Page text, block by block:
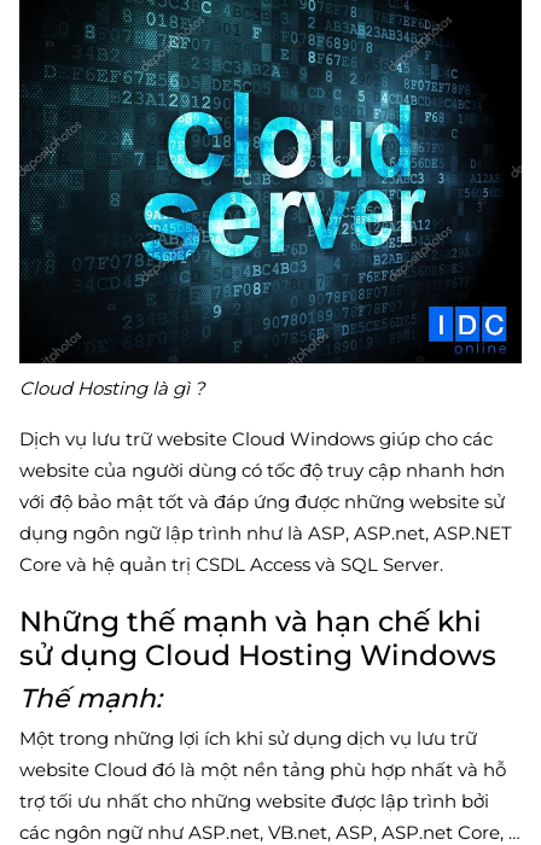
Cloud Hosting là gì ?
Dịch vụ lưu trữ website Cloud Windows giúp cho các
website của người dùng có tốc độ truy cập nhanh hơn
với độ bảo mật tốt và đáp ứng được những website sử
dụng ngôn ngữ lập trình như là ASP, ASP.net, ASP.NET
Core và hệ quản trị CSDL Access và SQL Server.
Những thế mạnh và hạn chế khi
sử dụng Cloud Hosting Windows
Thế mạnh:
Một trong những lợi ích khi sử dụng dịch vụ lưu trữ
website Cloud đó là một nền tảng phù hợp nhất và hỗ
trợ tối ưu nhất cho những website được lập trình bởi
các ngôn ngữ như ASP.net, VB.net, ASP, ASP.net Core, …